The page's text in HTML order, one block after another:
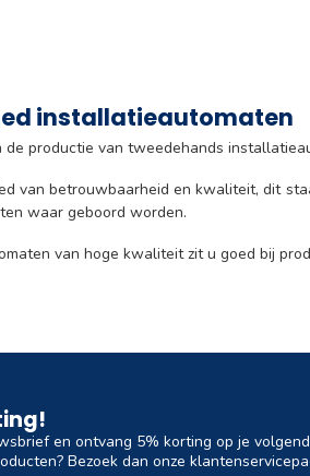
installatieautomaten
de productie van tweedehands
van betrouwbaarheid en kwaliteit, dit
waar geboord worden.
van hoge kwaliteit zit u goed bij
en ontvang 5% korting op je
Bezoek dan onze